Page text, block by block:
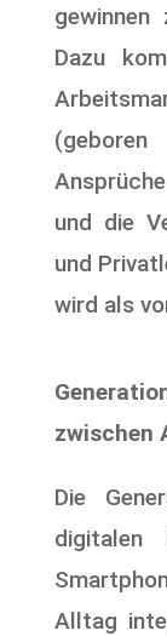
Dazu
und die
und
wird als
zwischen
Die
digitalen
Alltag